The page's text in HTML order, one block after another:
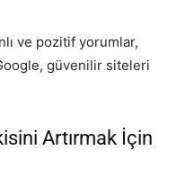
ve pozitif yorumlar,
güvenilir siteleri
Artırmak İçin